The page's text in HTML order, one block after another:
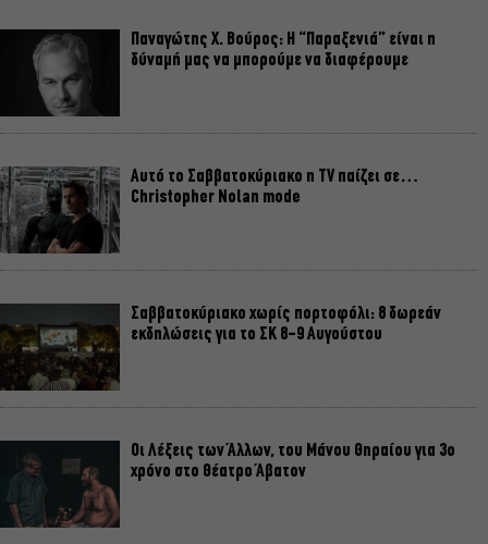
Παναγώτης Χ. Βούρος: Η “Παραξενιά” είναι η
δύναμή μας να μπορούμε να διαφέρουμε
Αυτό το Σαββατοκύριακο η TV παίζει σε…
Christopher Nolan mode
Σαββατοκύριακο χωρίς πορτοφόλι: 8 δωρεάν
εκδηλώσεις για το ΣΚ 8-9 Αυγούστου
Οι Λέξεις των Άλλων, του Μάνου Θηραίου για 3ο
χρόνο στο Θέατρο Άβατον